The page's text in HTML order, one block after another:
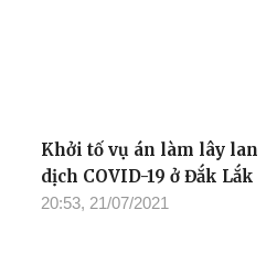
Khởi tố vụ án làm lây lan
dịch COVID-19 ở Đắk Lắk
20:53, 21/07/2021